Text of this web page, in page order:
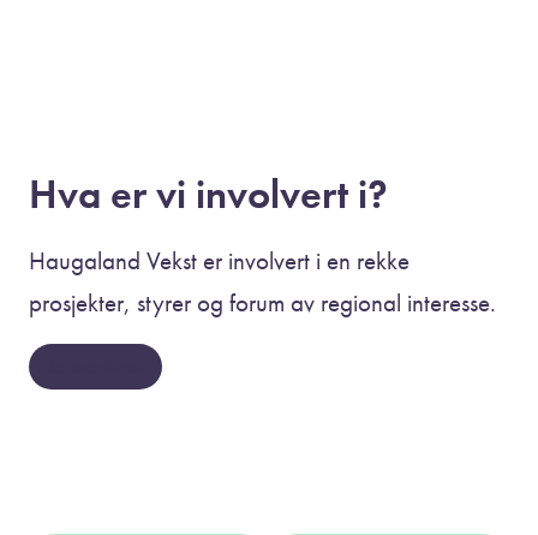
Hva er vi involvert i?
Haugaland Vekst er involvert i en rekke
prosjekter, styrer og forum av regional interesse.